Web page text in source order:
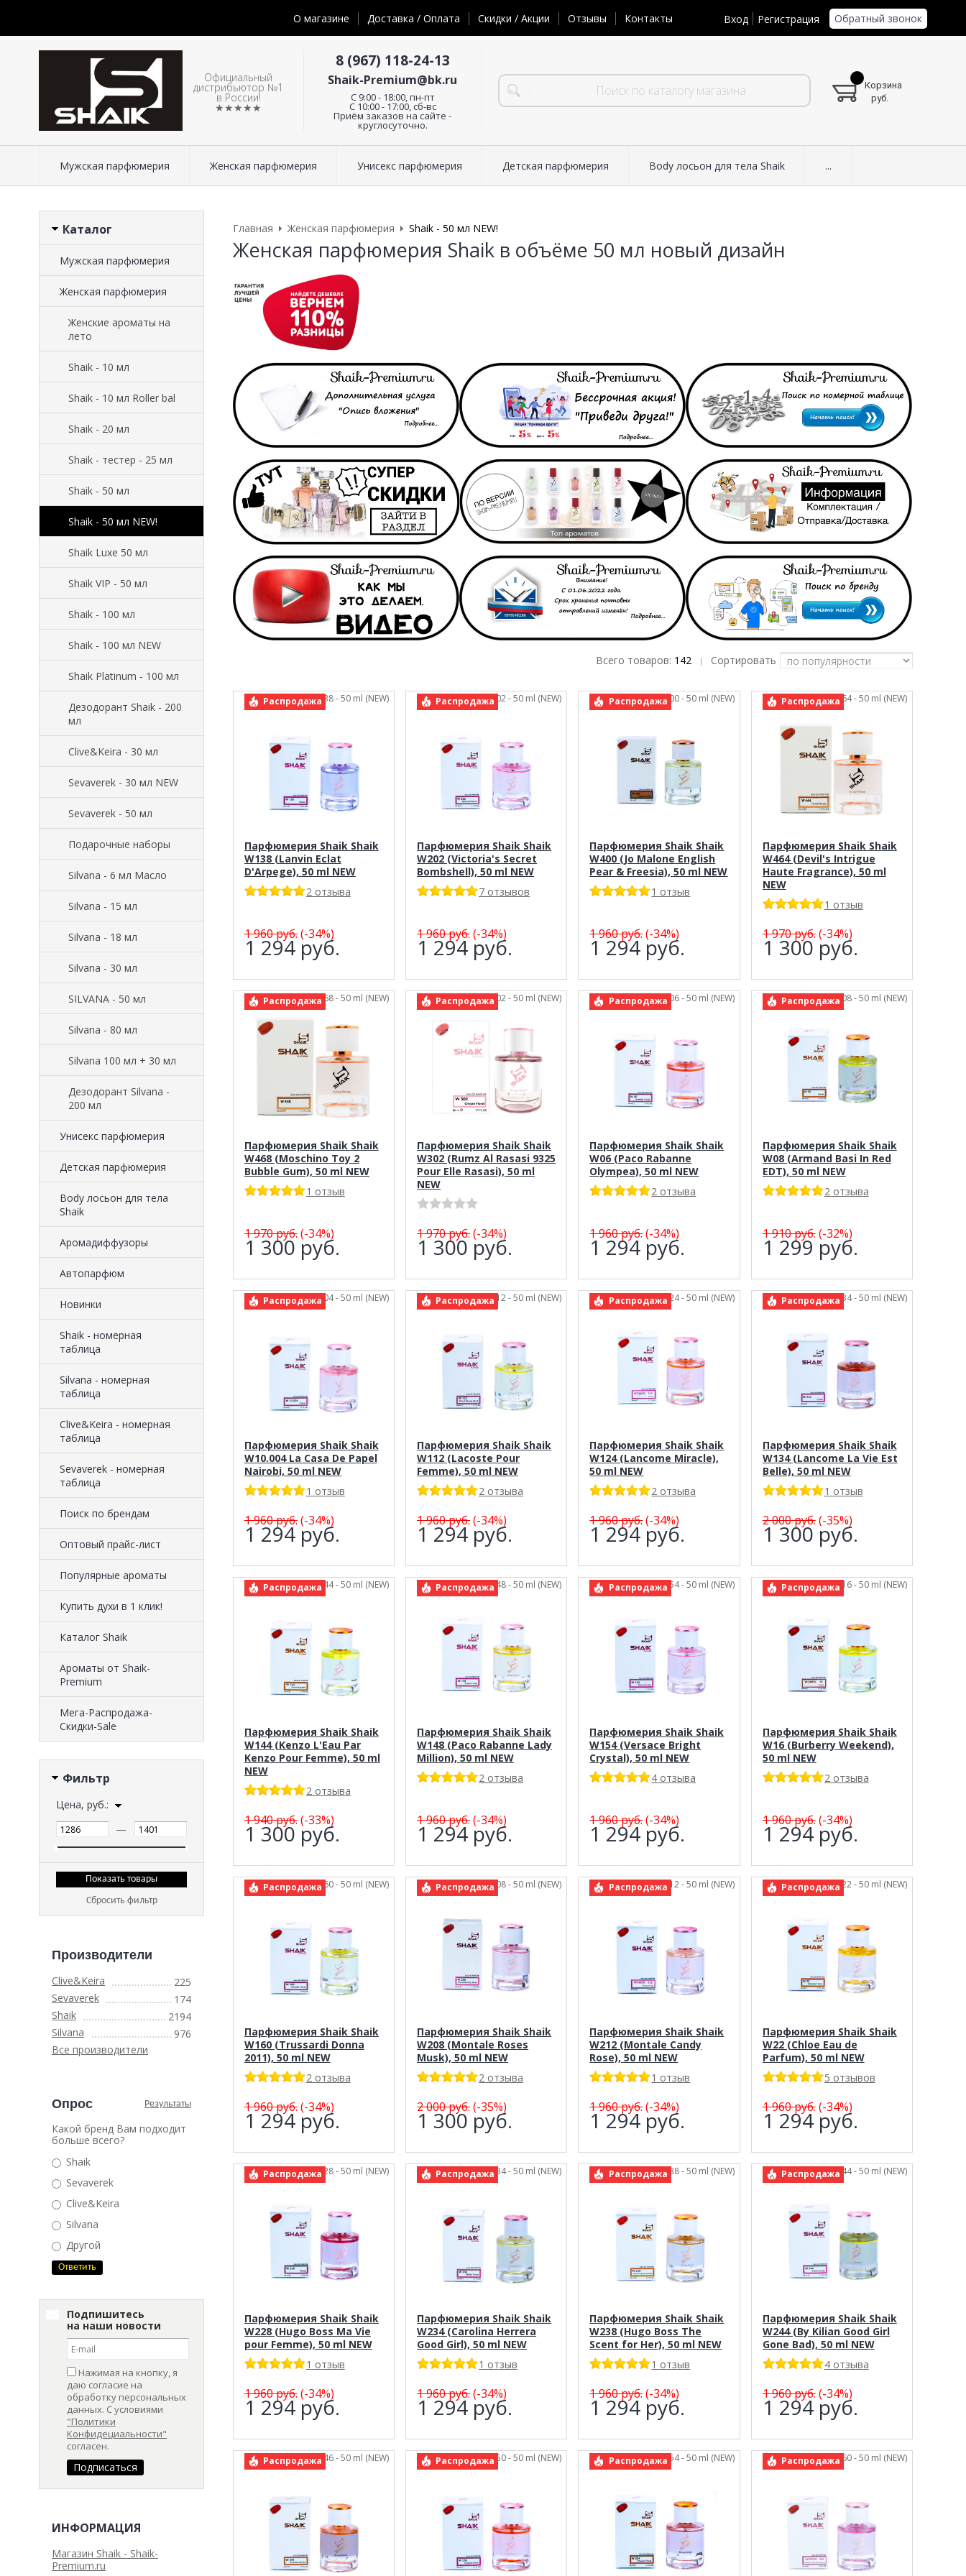
О магазине Доставка / Оплата Скидки / Акции Отзывы Контакты Вход Регистрация Обратный звонок
Официальный
дистрибьютор №1
в России!
★★★★★
8 (967) 118-24-13
Shaik-Premium@bk.ru
C 9:00 - 18:00, пн-пт
С 10:00 - 17:00, сб-вс
Приём заказов на сайте -
круглосуточно.
Корзина
руб.
Мужская парфюмерия Женская парфюмерия Унисекс парфюмерия Детская парфюмерия Body лосьон для тела Shaik ...
Каталог
Мужская парфюмерия
Женская парфюмерия
Женские ароматы на
лето
Shaik - 10 мл
Shaik - 10 мл Roller bal
Shaik - 20 мл
Shaik - тестер - 25 мл
Shaik - 50 мл
Shaik - 50 мл NEW!
Shaik Luxe 50 мл
Shaik VIP - 50 мл
Shaik - 100 мл
Shaik - 100 мл NEW
Shaik Platinum - 100 мл
Дезодорант Shaik - 200
мл
Clive&Keira - 30 мл
Sevaverek - 30 мл NEW
Sevaverek - 50 мл
Подарочные наборы
Silvana - 6 мл Масло
Silvana - 15 мл
Silvana - 18 мл
Silvana - 30 мл
SILVANA - 50 мл
Silvana - 80 мл
Silvana 100 мл + 30 мл
Дезодорант Silvana -
200 мл
Унисекс парфюмерия
Детская парфюмерия
Body лосьон для тела
Shaik
Аромадиффузоры
Автопарфюм
Новинки
Shaik - номерная
таблица
Silvana - номерная
таблица
Clive&Keira - номерная
таблица
Sevaverek - номерная
таблица
Поиск по брендам
Оптовый прайс-лист
Популярные ароматы
Купить духи в 1 клик!
Каталог Shaik
Ароматы от Shaik-
Premium
Мега-Распродажа-
Скидки-Sale
Фильтр
Цена, руб.:
—
Сбросить фильтр
Производители
Clive&Keira
225
Sevaverek
174
Shaik
2194
Silvana
976
Все производители
Опрос Результаты
Какой бренд Вам подходит
больше всего?
Shaik
Sevaverek
Clive&Keira
Silvana
Другой
Подпишитесь
на наши новости
Нажимая на кнопку, я
даю согласие на
обработку персональных
данных. С условиями
"Политики
Конфидециальности"
согласен.
ИНФОРМАЦИЯ
Магазин Shaik - Shaik-
Premium.ru
Главная Женская парфюмерия Shaik - 50 мл NEW!
Женская парфюмерия Shaik в объёме 50 мл новый дизайн
Всего товаров: 142 | Сортировать
Распродажа
арт.: Shaik 138 - 50 ml (NEW)
Парфюмерия Shaik Shaik
W138 (Lanvin Eclat
D'Arpege), 50 ml NEW
2 отзыва
1 960руб.(-34%)
1 294 руб.
Распродажа
арт.: Shaik 202 - 50 ml (NEW)
Парфюмерия Shaik Shaik
W202 (Victoria's Secret
Bombshell), 50 ml NEW
7 отзывов
1 960руб.(-34%)
1 294 руб.
Распродажа
арт.: Shaik 400 - 50 ml (NEW)
Парфюмерия Shaik Shaik
W400 (Jo Malone English
Pear & Freesia), 50 ml NEW
1 отзыв
1 960руб.(-34%)
1 294 руб.
Распродажа
арт.: Shaik 464 - 50 ml (NEW)
Парфюмерия Shaik Shaik
W464 (Devil's Intrigue
Haute Fragrance), 50 ml
NEW
1 отзыв
1 970руб.(-34%)
1 300 руб.
Распродажа
арт.: Shaik 468 - 50 ml (NEW)
Парфюмерия Shaik Shaik
W468 (Moschino Toy 2
Bubble Gum), 50 ml NEW
1 отзыв
1 970руб.(-34%)
1 300 руб.
Распродажа
арт.: Shaik 302 - 50 ml (NEW)
Парфюмерия Shaik Shaik
W302 (Rumz Al Rasasi 9325
Pour Elle Rasasi), 50 ml
NEW
1 970руб.(-34%)
1 300 руб.
Распродажа
арт.: Shaik 06 - 50 ml (NEW)
Парфюмерия Shaik Shaik
W06 (Paco Rabanne
Olympea), 50 ml NEW
2 отзыва
1 960руб.(-34%)
1 294 руб.
Распродажа
арт.: Shaik 08 - 50 ml (NEW)
Парфюмерия Shaik Shaik
W08 (Armand Basi In Red
EDT), 50 ml NEW
2 отзыва
1 910руб.(-32%)
1 299 руб.
Распродажа
арт.: Shaik 10004 - 50 ml (NEW)
Парфюмерия Shaik Shaik
W10.004 La Casa De Papel
Nairobi, 50 ml NEW
1 отзыв
1 960руб.(-34%)
1 294 руб.
Распродажа
арт.: Shaik 112 - 50 ml (NEW)
Парфюмерия Shaik Shaik
W112 (Lacoste Pour
Femme), 50 ml NEW
2 отзыва
1 960руб.(-34%)
1 294 руб.
Распродажа
арт.: Shaik 124 - 50 ml (NEW)
Парфюмерия Shaik Shaik
W124 (Lancome Miracle),
50 ml NEW
2 отзыва
1 960руб.(-34%)
1 294 руб.
Распродажа
арт.: Shaik 134 - 50 ml (NEW)
Парфюмерия Shaik Shaik
W134 (Lancome La Vie Est
Belle), 50 ml NEW
1 отзыв
2 000руб.(-35%)
1 300 руб.
Распродажа
арт.: Shaik 144 - 50 ml (NEW)
Парфюмерия Shaik Shaik
W144 (Kenzo L'Eau Par
Kenzo Pour Femme), 50 ml
NEW
2 отзыва
1 940руб.(-33%)
1 300 руб.
Распродажа
арт.: Shaik 148 - 50 ml (NEW)
Парфюмерия Shaik Shaik
W148 (Paco Rabanne Lady
Million), 50 ml NEW
2 отзыва
1 960руб.(-34%)
1 294 руб.
Распродажа
арт.: Shaik 154 - 50 ml (NEW)
Парфюмерия Shaik Shaik
W154 (Versace Bright
Crystal), 50 ml NEW
4 отзыва
1 960руб.(-34%)
1 294 руб.
Распродажа
арт.: Shaik 16 - 50 ml (NEW)
Парфюмерия Shaik Shaik
W16 (Burberry Weekend),
50 ml NEW
2 отзыва
1 960руб.(-34%)
1 294 руб.
Распродажа
арт.: Shaik 160 - 50 ml (NEW)
Парфюмерия Shaik Shaik
W160 (Trussardi Donna
2011), 50 ml NEW
2 отзыва
1 960руб.(-34%)
1 294 руб.
Распродажа
арт.: Shaik 208 - 50 ml (NEW)
Парфюмерия Shaik Shaik
W208 (Montale Roses
Musk), 50 ml NEW
2 отзыва
2 000руб.(-35%)
1 300 руб.
Распродажа
арт.: Shaik 212 - 50 ml (NEW)
Парфюмерия Shaik Shaik
W212 (Montale Candy
Rose), 50 ml NEW
1 отзыв
1 960руб.(-34%)
1 294 руб.
Распродажа
арт.: Shaik 22 - 50 ml (NEW)
Парфюмерия Shaik Shaik
W22 (Chloe Eau de
Parfum), 50 ml NEW
5 отзывов
1 960руб.(-34%)
1 294 руб.
Распродажа
арт.: Shaik 228 - 50 ml (NEW)
Парфюмерия Shaik Shaik
W228 (Hugo Boss Ma Vie
pour Femme), 50 ml NEW
1 отзыв
1 960руб.(-34%)
1 294 руб.
Распродажа
арт.: Shaik 234 - 50 ml (NEW)
Парфюмерия Shaik Shaik
W234 (Carolina Herrera
Good Girl), 50 ml NEW
1 отзыв
1 960руб.(-34%)
1 294 руб.
Распродажа
арт.: Shaik 238 - 50 ml (NEW)
Парфюмерия Shaik Shaik
W238 (Hugo Boss The
Scent for Her), 50 ml NEW
1 отзыв
1 960руб.(-34%)
1 294 руб.
Распродажа
арт.: Shaik 244 - 50 ml (NEW)
Парфюмерия Shaik Shaik
W244 (By Kilian Good Girl
Gone Bad), 50 ml NEW
4 отзыва
1 960руб.(-34%)
1 294 руб.
Распродажа
арт.: Shaik 246 - 50 ml (NEW) Распродажа
арт.: Shaik 250 - 50 ml (NEW) Распродажа
арт.: Shaik 254 - 50 ml (NEW) Распродажа
арт.: Shaik 260 - 50 ml (NEW)